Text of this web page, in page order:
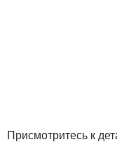
Присмотритесь к